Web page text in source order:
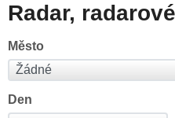
Radar,
Město
Den